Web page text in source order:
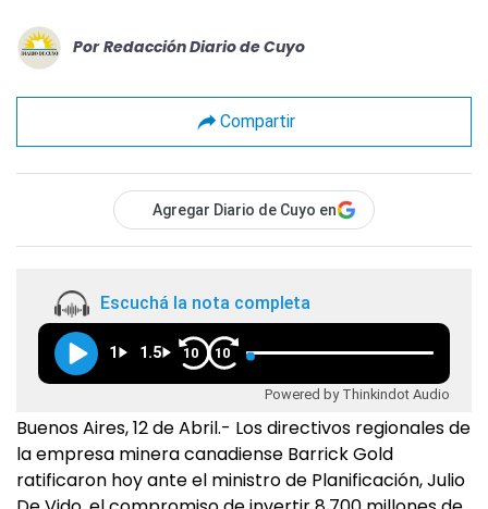
Por Redacción Diario de Cuyo
Compartir
Agregar Diario de Cuyo en
Escuchá la nota completa
1 1.5 10 10
Powered by Thinkindot Audio
Buenos Aires, 12 de Abril.- Los directivos regionales de
la empresa minera canadiense Barrick Gold
ratificaron hoy ante el ministro de Planificación, Julio